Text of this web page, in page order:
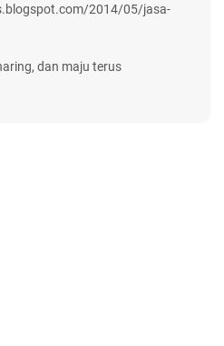
2014/05/jasa-
dan maju terus